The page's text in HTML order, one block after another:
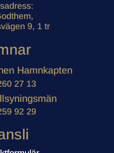
9, 1 tr
Hamnkapten
27 13
92 29